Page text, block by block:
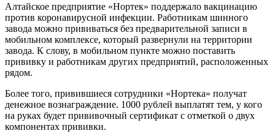
Алтайское предприятие «Нортек» поддержало вакцинацию
против коронавирусной инфекции. Работникам шинного
завода можно прививаться без предварительной записи в
мобильном комплексе, который развернули на территории
завода. К слову, в мобильном пункте можно поставить
прививку и работникам других предприятий, расположенных
рядом.
Более того, привившиеся сотрудники «Нортека» получат
денежное вознаграждение. 1000 рублей выплатят тем, у кого
на руках будет прививочный сертификат с отметкой о двух
компонентах прививки.